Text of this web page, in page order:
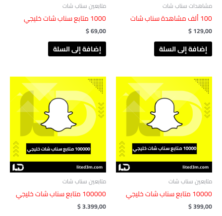
مشاهدات سناب شات
100 ألف مشاهدة ‏‏سناب شات
$129,00
إضافة إلى السلة
متابعين سناب شات
1000 متابع سناب شات خليجي
$69,00
إضافة إلى السلة
متابعين سناب شات
10000 متابع سناب شات خليجي
$399,00
متابعين سناب شات
100000 متابع سناب شات خليجي
$3.399,00